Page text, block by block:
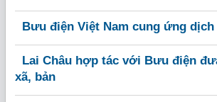
Bưu điện Việt Nam cung ứng
Lai Châu hợp tác với Bưu điện
xã, bản